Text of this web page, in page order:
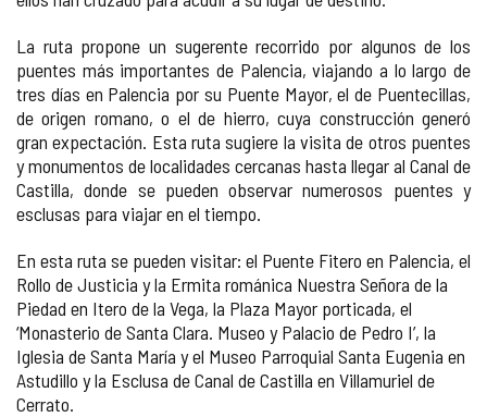
La ruta propone un sugerente recorrido por algunos de los
puentes más importantes de Palencia, viajando a lo largo de
tres días en Palencia por su Puente Mayor, el de Puentecillas,
de origen romano, o el de hierro, cuya construcción generó
gran expectación. Esta ruta sugiere la visita de otros puentes
y monumentos de localidades cercanas hasta llegar al Canal de
Castilla, donde se pueden observar numerosos puentes y
esclusas para viajar en el tiempo.
En esta ruta se pueden visitar: el Puente Fitero en Palencia, el
Rollo de Justicia y la Ermita románica Nuestra Señora de la
Piedad en Itero de la Vega, la Plaza Mayor porticada, el
‘Monasterio de Santa Clara. Museo y Palacio de Pedro I’, la
Iglesia de Santa María y el Museo Parroquial Santa Eugenia en
Astudillo y la Esclusa de Canal de Castilla en Villamuriel de
Cerrato.